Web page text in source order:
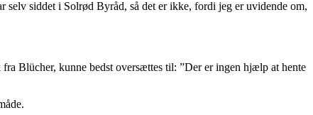
selv siddet i Solrød Byråd, så det er ikke, fordi jeg er uvidende om,
Blücher, kunne bedst oversættes til: ”Der er ingen hjælp at hente